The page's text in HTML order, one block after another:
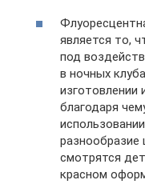
является то,
под
в ночных
изготовлении
благодаря
разнообразие
смотрятся
красном